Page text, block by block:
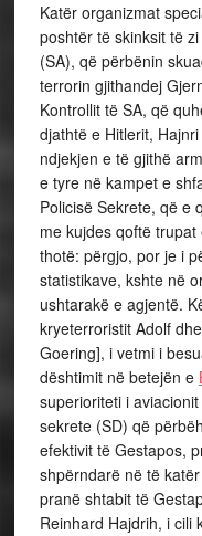
Katër organizmat
poshtër të skinksit të
(SA), që përbënin
terrorin gjithandej
Kontrollit të SA, që
djathtë e Hitlerit,
ndjekjen e të gjithë
e tyre në kampet e
Policisë Sekrete, që e
me kujdes qoftë
thotë: përgjo, por je i
statistikave, kshte në
ushtarakë e agjentë.
kryeterroristit Adolf
Goering], i vetmi i
dështimit në betejën e
superioriteti i
sekrete (SD) që
efektivit të Gestapos,
shpërndarë në të
pranë shtabit të
Reinhard Hajdrih, i cili